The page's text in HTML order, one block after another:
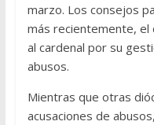
marzo. Los consejos
más recientemente, el
al cardenal por su
abusos.
Mientras que otras
acusaciones de